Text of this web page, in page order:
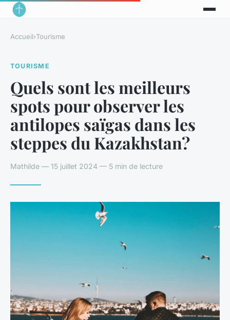
Accueil›Tourisme
TOURISME
Quels sont les meilleurs
spots pour observer les
antilopes saïgas dans les
steppes du Kazakhstan?
Mathilde — 15 juillet 2024 — 5 min de lecture